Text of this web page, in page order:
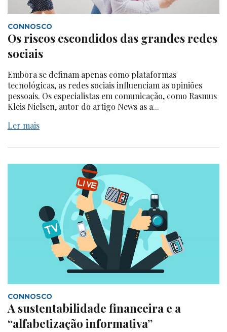
CONNOSCO
Os riscos escondidos das grandes redes
sociais
Embora se definam apenas como plataformas
tecnológicas, as redes sociais influenciam as opiniões
pessoais. Os especialistas em comunicação, como Rasmus
Kleis Nielsen, autor do artigo News as a...
Ler mais
CONNOSCO
A sustentabilidade financeira e a
“alfabetização informativa”